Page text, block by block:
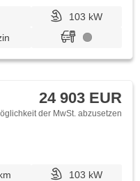
103 kW
24 903 EUR
der MwSt. abzusetzen
103 kW